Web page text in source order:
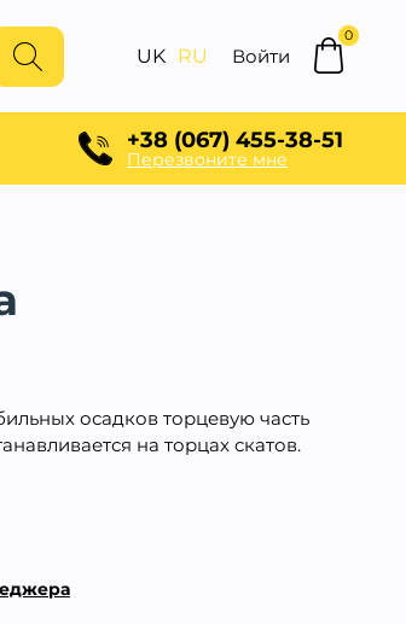
UK RU Войти
0
+38 (067) 455-38-51
Перезвоните мне
осадков торцевую часть
на торцах скатов.